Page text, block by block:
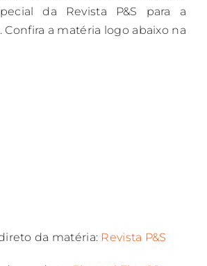
da Revista P&S para a
Confira a matéria logo abaixo na
da matéria: Revista P&S